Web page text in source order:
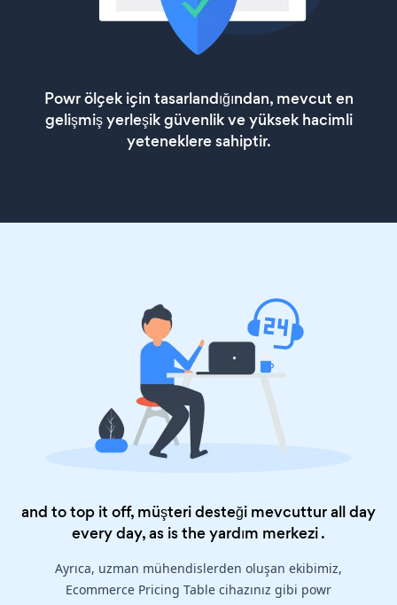
Powr ölçek için tasarlandığından, mevcut en
gelişmiş yerleşik güvenlik ve yüksek hacimli
yeteneklere sahiptir.
and to top it off, müşteri desteği mevcuttur all day
every day, as is theyardım merkezi.
Ayrıca, uzman mühendislerden oluşan ekibimiz,
Ecommerce Pricing Table cihazınız gibi powr